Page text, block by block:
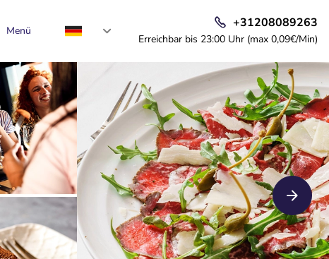
Menü
+31208089263
Erreichbar bis 23:00 Uhr (max 0,09€/Min)